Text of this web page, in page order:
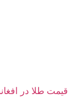
قیمت طلا در افغانستان شنبه 17 اسد